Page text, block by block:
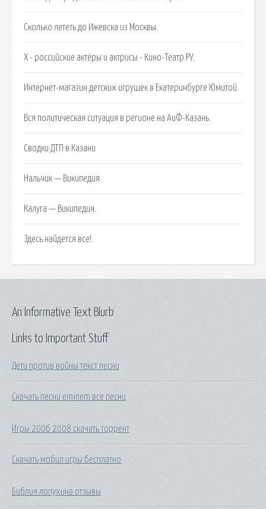
Сколько лететь до Ижевска из Москвы.
Х - российские актёры и актрисы - Кино-Театр.РУ.
Интернет-магазин детских игрушек в Екатеринбурге Юмитой.
Вся политическая ситуация в регионе на АиФ-Казань.
Сводки ДТП в Казани
Нальчик — Википедия.
Калуга — Википедия.
Здесь найдется все!.
Links to Important Stuff
Дети против войны текст песни
Скачать песни eminem все песни
Игры 2006 2008 скачать торрент
Скачать мобил игры бесплатно
Библия лопухина отзывы
An Informative Text Blurb